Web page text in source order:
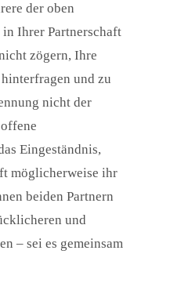
der oben
Ihrer Partnerschaft
zögern, Ihre
und zu
nicht der
Eingeständnis,
möglicherweise ihr
beiden Partnern
und
– sei es gemeinsam